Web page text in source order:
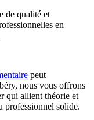
de qualité et
en
peut
nous vous offrons
qui allient théorie et
professionnel solide.